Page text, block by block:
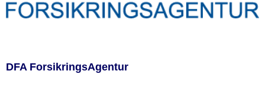
DFA ForsikringsAgentur